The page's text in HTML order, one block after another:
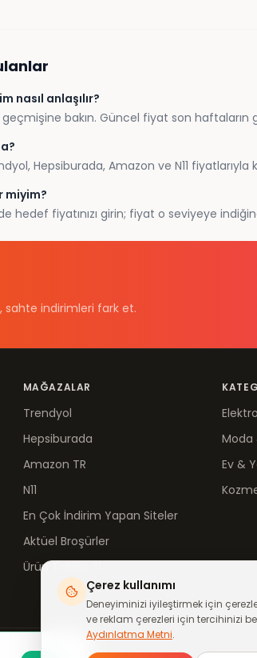
nasıl anlaşılır?
bakın. Güncel fiyat son
Hepsiburada, Amazon ve N11
miyim?
hedef fiyatınızı girin; fiyat o seviyeye
sahte indirimleri fark et.
MAĞAZALAR
Trendyol
Hepsiburada
Amazon TR
N11
En Çok İndirim Yapan Siteler
Aktüel Broşürler
Ürün Takibe Al
Moda
Ev &
Çerez kullanımı
Deneyiminizi iyileştirmek için
ve reklam çerezleri için tercihinizi
Aydınlatma Metni.